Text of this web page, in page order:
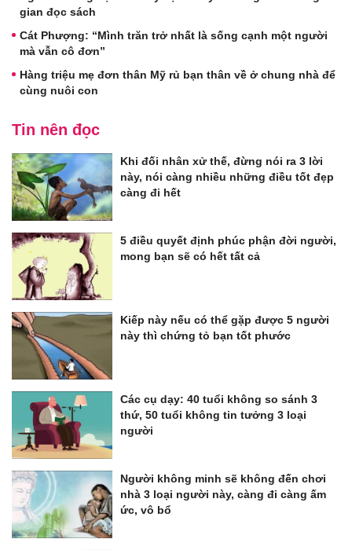
gian đọc sách
Cát Phượng: “Mình trăn trở nhất là sống cạnh một người
mà vẫn cô đơn”
Hàng triệu mẹ đơn thân Mỹ rủ bạn thân về ở chung nhà để
cùng nuôi con
Tin nên đọc
Khi đối nhân xử thế, đừng nói ra 3 lời
này, nói càng nhiều những điều tốt đẹp
càng đi hết
5 điều quyết định phúc phận đời người,
mong bạn sẽ có hết tất cả
Kiếp này nếu có thể gặp được 5 người
này thì chứng tỏ bạn tốt phước
Các cụ dạy: 40 tuổi không so sánh 3
thứ, 50 tuổi không tin tưởng 3 loại
người
Người không minh sẽ không đến chơi
nhà 3 loại người này, càng đi càng ấm
ức, vô bổ